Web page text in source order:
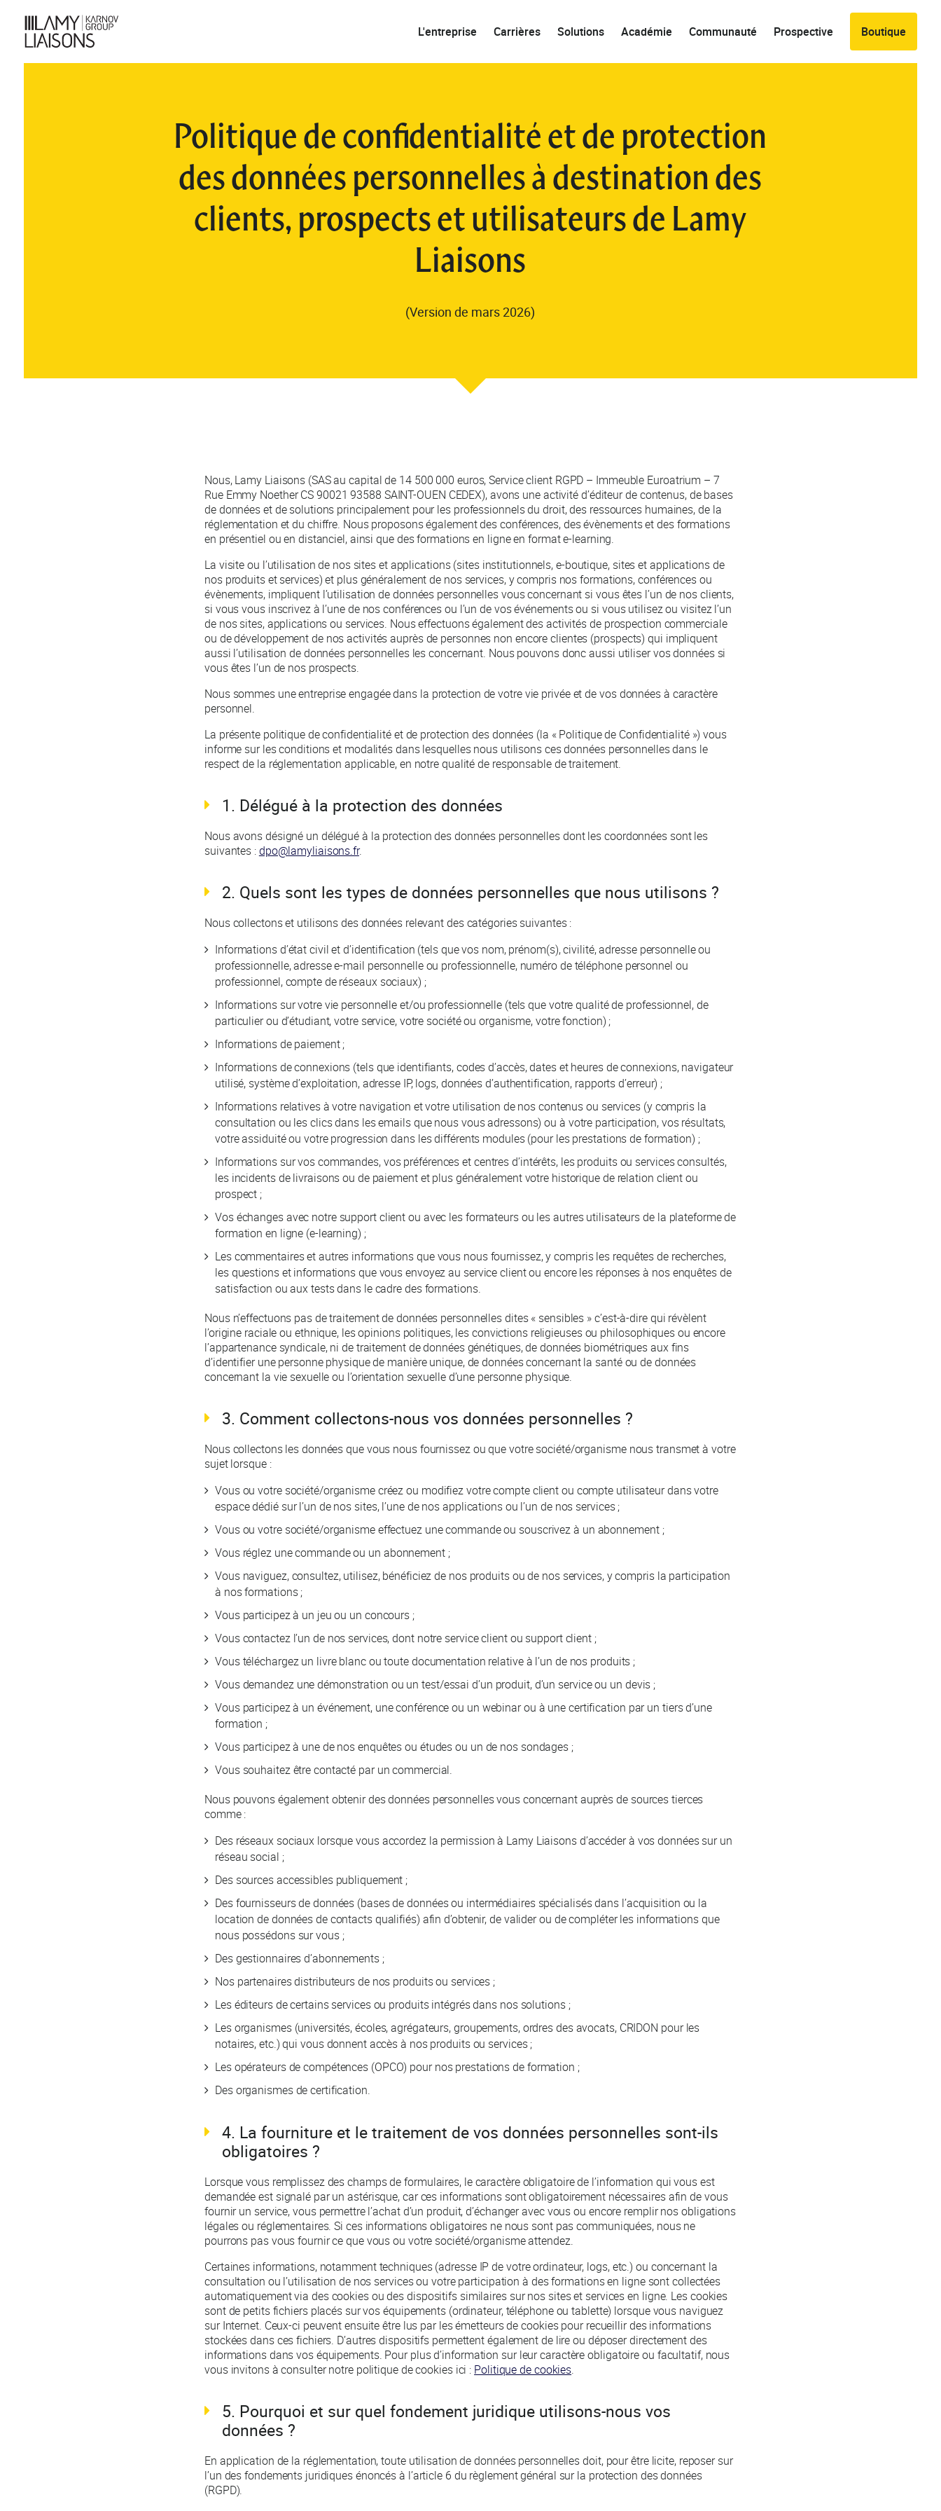
L'entreprise Carrières Solutions Académie Communauté Prospective Boutique
Politique de confidentialité et de protection
des données personnelles à destination des
clients, prospects et utilisateurs de Lamy
Liaisons
(Version de mars 2026)
Nous, Lamy Liaisons (SAS au capital de 14 500 000 euros, Service client RGPD – Immeuble Euroatrium – 7
Rue Emmy Noether CS 90021 93588 SAINT-OUEN CEDEX), avons une activité d’éditeur de contenus, de bases
de données et de solutions principalement pour les professionnels du droit, des ressources humaines, de la
réglementation et du chiffre. Nous proposons également des conférences, des évènements et des formations
en présentiel ou en distanciel, ainsi que des formations en ligne en format e-learning.
La visite ou l’utilisation de nos sites et applications (sites institutionnels, e-boutique, sites et applications de
nos produits et services) et plus généralement de nos services, y compris nos formations, conférences ou
évènements, impliquent l’utilisation de données personnelles vous concernant si vous êtes l’un de nos clients,
si vous vous inscrivez à l’une de nos conférences ou l’un de vos événements ou si vous utilisez ou visitez l’un
de nos sites, applications ou services. Nous effectuons également des activités de prospection commerciale
ou de développement de nos activités auprès de personnes non encore clientes (prospects) qui impliquent
aussi l’utilisation de données personnelles les concernant. Nous pouvons donc aussi utiliser vos données si
vous êtes l’un de nos prospects.
Nous sommes une entreprise engagée dans la protection de votre vie privée et de vos données à caractère
personnel.
La présente politique de confidentialité et de protection des données (la « Politique de Confidentialité ») vous
informe sur les conditions et modalités dans lesquelles nous utilisons ces données personnelles dans le
respect de la réglementation applicable, en notre qualité de responsable de traitement.
1. Délégué à la protection des données
Nous avons désigné un délégué à la protection des données personnelles dont les coordonnées sont les
suivantes :dpo@lamyliaisons.fr.
2. Quels sont les types de données personnelles que nous utilisons ?
Nous collectons et utilisons des données relevant des catégories suivantes :
Informations d’état civil et d’identification (tels que vos nom, prénom(s), civilité, adresse personnelle ou
professionnelle, adresse e-mail personnelle ou professionnelle, numéro de téléphone personnel ou
professionnel, compte de réseaux sociaux) ;
Informations sur votre vie personnelle et/ou professionnelle (tels que votre qualité de professionnel, de
particulier ou d’étudiant, votre service, votre société ou organisme, votre fonction) ;
Informations de paiement ;
Informations de connexions (tels que identifiants, codes d’accès, dates et heures de connexions, navigateur
utilisé, système d’exploitation, adresse IP, logs, données d’authentification, rapports d’erreur) ;
Informations relatives à votre navigation et votre utilisation de nos contenus ou services (y compris la
consultation ou les clics dans les emails que nous vous adressons) ou à votre participation, vos résultats,
votre assiduité ou votre progression dans les différents modules (pour les prestations de formation) ;
Informations sur vos commandes, vos préférences et centres d’intérêts, les produits ou services consultés,
les incidents de livraisons ou de paiement et plus généralement votre historique de relation client ou
prospect ;
Vos échanges avec notre support client ou avec les formateurs ou les autres utilisateurs de la plateforme de
formation en ligne (e-learning) ;
Les commentaires et autres informations que vous nous fournissez, y compris les requêtes de recherches,
les questions et informations que vous envoyez au service client ou encore les réponses à nos enquêtes de
satisfaction ou aux tests dans le cadre des formations.
Nous n’effectuons pas de traitement de données personnelles dites « sensibles » c’est-à-dire qui révèlent
l’origine raciale ou ethnique, les opinions politiques, les convictions religieuses ou philosophiques ou encore
l’appartenance syndicale, ni de traitement de données génétiques, de données biométriques aux fins
d’identifier une personne physique de manière unique, de données concernant la santé ou de données
concernant la vie sexuelle ou l’orientation sexuelle d’une personne physique.
3. Comment collectons-nous vos données personnelles ?
Nous collectons les données que vous nous fournissez ou que votre société/organisme nous transmet à votre
sujet lorsque :
Vous ou votre société/organisme créez ou modifiez votre compte client ou compte utilisateur dans votre
espace dédié sur l’un de nos sites, l’une de nos applications ou l’un de nos services ;
Vous ou votre société/organisme effectuez une commande ou souscrivez à un abonnement ;
Vous réglez une commande ou un abonnement ;
Vous naviguez, consultez, utilisez, bénéficiez de nos produits ou de nos services, y compris la participation
à nos formations ;
Vous participez à un jeu ou un concours ;
Vous contactez l’un de nos services, dont notre service client ou support client ;
Vous téléchargez un livre blanc ou toute documentation relative à l’un de nos produits ;
Vous demandez une démonstration ou un test/essai d’un produit, d’un service ou un devis ;
Vous participez à un événement, une conférence ou un webinar ou à une certification par un tiers d’une
formation ;
Vous participez à une de nos enquêtes ou études ou un de nos sondages ;
Vous souhaitez être contacté par un commercial.
Nous pouvons également obtenir des données personnelles vous concernant auprès de sources tierces
comme :
Des réseaux sociaux lorsque vous accordez la permission à Lamy Liaisons d’accéder à vos données sur un
réseau social ;
Des sources accessibles publiquement ;
Des fournisseurs de données (bases de données ou intermédiaires spécialisés dans l’acquisition ou la
location de données de contacts qualifiés) afin d’obtenir, de valider ou de compléter les informations que
nous possédons sur vous ;
Des gestionnaires d’abonnements ;
Nos partenaires distributeurs de nos produits ou services ;
Les éditeurs de certains services ou produits intégrés dans nos solutions ;
Les organismes (universités, écoles, agrégateurs, groupements, ordres des avocats, CRIDON pour les
notaires, etc.) qui vous donnent accès à nos produits ou services ;
Les opérateurs de compétences (OPCO) pour nos prestations de formation ;
Des organismes de certification.
4. La fourniture et le traitement de vos données personnelles sont-ils
obligatoires ?
Lorsque vous remplissez des champs de formulaires, le caractère obligatoire de l’information qui vous est
demandée est signalé par un astérisque, car ces informations sont obligatoirement nécessaires afin de vous
fournir un service, vous permettre l’achat d’un produit, d’échanger avec vous ou encore remplir nos obligations
légales ou réglementaires. Si ces informations obligatoires ne nous sont pas communiquées, nous ne
pourrons pas vous fournir ce que vous ou votre société/organisme attendez.
Certaines informations, notamment techniques (adresse IP de votre ordinateur, logs, etc.) ou concernant la
consultation ou l’utilisation de nos services ou votre participation à des formations en ligne sont collectées
automatiquement via des cookies ou des dispositifs similaires sur nos sites et services en ligne. Les cookies
sont de petits fichiers placés sur vos équipements (ordinateur, téléphone ou tablette) lorsque vous naviguez
sur Internet. Ceux-ci peuvent ensuite être lus par les émetteurs de cookies pour recueillir des informations
stockées dans ces fichiers. D’autres dispositifs permettent également de lire ou déposer directement des
informations dans vos équipements. Pour plus d’information sur leur caractère obligatoire ou facultatif, nous
vous invitons à consulter notre politique de cookies ici : Politique de cookies.
5. Pourquoi et sur quel fondement juridique utilisons-nous vos
données ?
En application de la réglementation, toute utilisation de données personnelles doit, pour être licite, reposer sur
l’un des fondements juridiques énoncés à l’article 6 du règlement général sur la protection des données
(RGPD).